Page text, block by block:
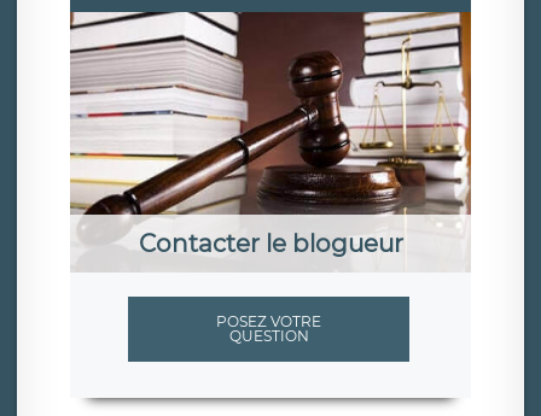
Contacter le blogueur
POSEZ VOTRE
QUESTION